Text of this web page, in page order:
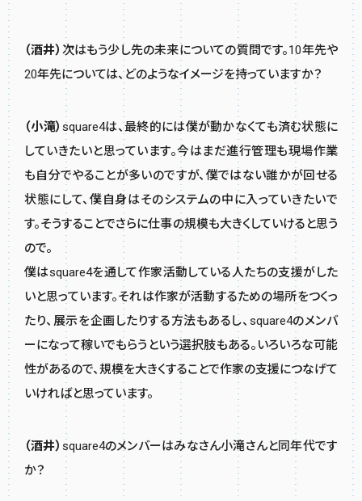
（酒井） 次はもう少し先の未来についての質問です。10年先や
20年先については、どのようなイメージを持っていますか？
（小滝）square4は、最終的には僕が動かなくても済む状態に
していきたいと思っています。今はまだ進行管理も現場作業
も自分でやることが多いのですが、僕ではない誰かが回せる
状態にして、僕自身はそのシステムの中に入っていきたいで
す。そうすることでさらに仕事の規模も大きくしていけると思う
ので。
僕はsquare4を通して作家活動している人たちの支援がした
いと思っています。それは作家が活動するための場所をつくっ
たり、展示を企画したりする方法もあるし、square4のメンバ
ーになって稼いでもらうという選択肢もある。いろいろな可能
性があるので、規模を大きくすることで作家の支援につなげて
いければと思っています。
（酒井） square4のメンバーはみなさん小滝さんと同年代です
か？